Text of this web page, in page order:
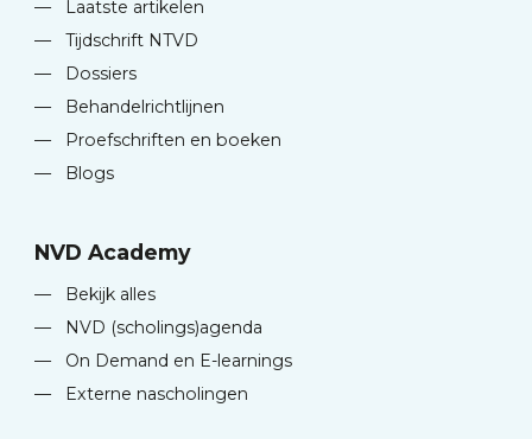
—
Laatste artikelen
—
Tijdschrift NTVD
—
Dossiers
—
Behandelrichtlijnen
—
Proefschriften en boeken
—
Blogs
NVD Academy
—
Bekijk alles
—
NVD (scholings)agenda
—
On Demand en E-learnings
—
Externe nascholingen